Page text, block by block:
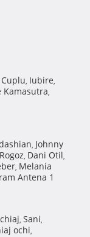
Cuplu, Iubire,
Kamasutra,
, Johnny
, Dani Otil,
, Melania
Antena 1
, Sani,
ochi,